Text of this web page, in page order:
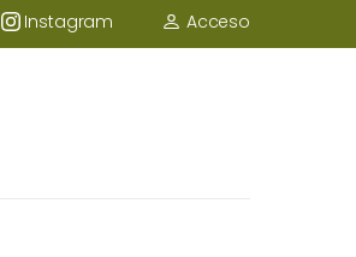
Instagram Acceso